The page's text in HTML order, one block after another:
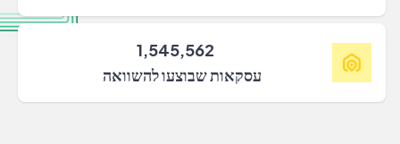
1,545,562
עסקאות שבוצעו להשוואה